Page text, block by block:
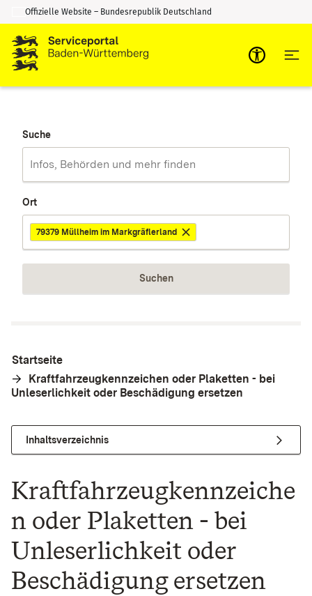
Zum Inhalt springen
Zur Suche springen
Offizielle Website – Bundesrepublik Deutschland
Suche
Ort
79379 Müllheim im Markgräflerland
Suchen
Startseite
Kraftfahrzeugkennzeichen oder Plaketten - bei
Unleserlichkeit oder Beschädigung ersetzen
Inhaltsverzeichnis
Kraftfahrzeugkennzeiche
n oder Plaketten - bei
Unleserlichkeit oder
Beschädigung ersetzen